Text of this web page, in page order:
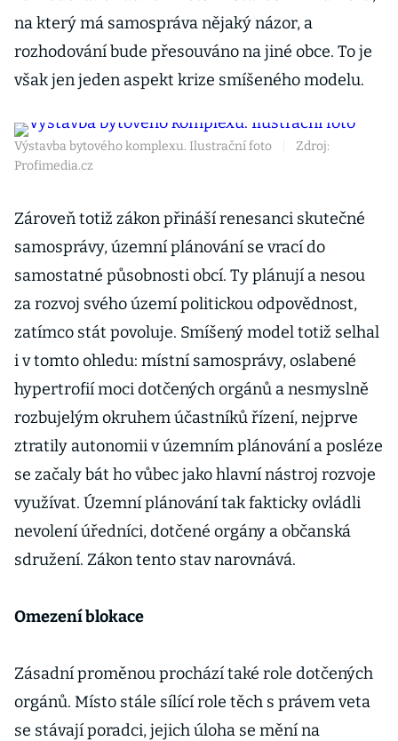
na který má samospráva nějaký názor, a
rozhodování bude přesouváno na jiné obce. To je
však jen jeden aspekt krize smíšeného modelu.
Výstavba bytového komplexu. Ilustrační foto
Zdroj:
Profimedia.cz
Zároveň totiž zákon přináší renesanci skutečné
samosprávy, územní plánování se vrací do
samostatné působnosti obcí. Ty plánují a nesou
za rozvoj svého území politickou odpovědnost,
zatímco stát povoluje. Smíšený model totiž selhal
i v tomto ohledu: místní samosprávy, oslabené
hypertrofií moci dotčených orgánů a nesmyslně
rozbujelým okruhem účastníků řízení, nejprve
ztratily autonomii v územním plánování a posléze
se začaly bát ho vůbec jako hlavní nástroj rozvoje
využívat. Územní plánování tak fakticky ovládli
nevolení úředníci, dotčené orgány a občanská
sdružení. Zákon tento stav narovnává.
Omezení blokace
Zásadní proměnou prochází také role dotčených
orgánů. Místo stále sílící role těch s právem veta
se stávají poradci, jejich úloha se mění na